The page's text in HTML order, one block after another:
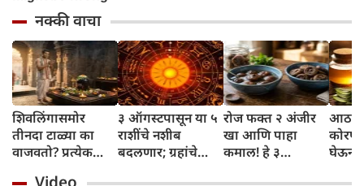
नक्की वाचा
शिवलिंगासमोर
तीनदा टाळ्या का
वाजवतो? प्रत्येक
३ ऑगस्टपासून या ५
राशींचे नशीब
बदलणार; ग्रहांचे
रोज फक्त २ अंजीर
खा आणि पाहा
कमाल! हे ३
घेऊन